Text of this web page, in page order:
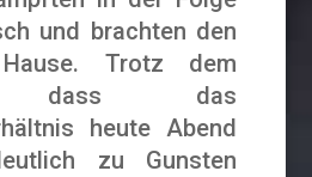
und brachten den
Trotz dem
dass das
heute Abend
zu Gunsten